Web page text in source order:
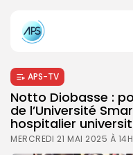
APS-TV
Notto Diobasse :
de l’Université
hospitalier
MERCREDI 21 MAI 2025 À